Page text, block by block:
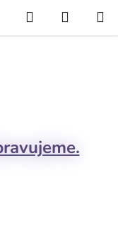
Hledat
KOŠÍK